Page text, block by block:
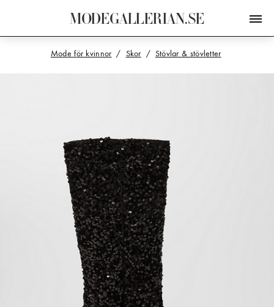
MODEGALLERIAN.SE
Mode för kvinnor Skor Stövlar & stövletter